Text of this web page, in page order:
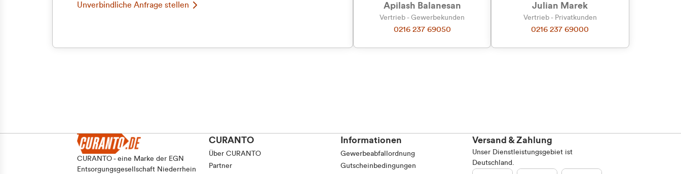
Unverbindliche Anfrage stellen
Apilash Balanesan
Vertrieb - Gewerbekunden
0216 237 69050
Julian Marek
Vertrieb - Privatkunden
0216 237 69000
CURANTO - eine Marke der EGN
Entsorgungsgesellschaft Niederrhein
CURANTO
Über CURANTO
Partner
Informationen
Gewerbeabfallordnung
Gutscheinbedingungen
Versand & Zahlung
Unser Dienstleistungsgebiet ist
Deutschland.